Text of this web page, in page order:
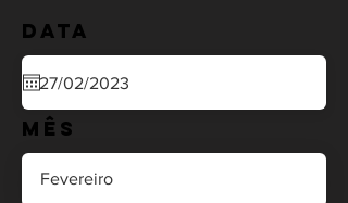
Data
Mês